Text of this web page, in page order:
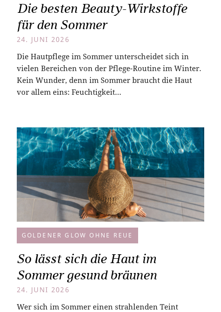
Die besten Beauty-Wirkstoffe
für den Sommer
24. JUNI 2026
Die Hautpflege im Sommer unterscheidet sich in
vielen Bereichen von der Pflege-Routine im Winter.
Kein Wunder, denn im Sommer braucht die Haut
vor allem eins: Feuchtigkeit…
GOLDENER GLOW OHNE REUE
So lässt sich die Haut im
Sommer gesund bräunen
24. JUNI 2026
Wer sich im Sommer einen strahlenden Teint